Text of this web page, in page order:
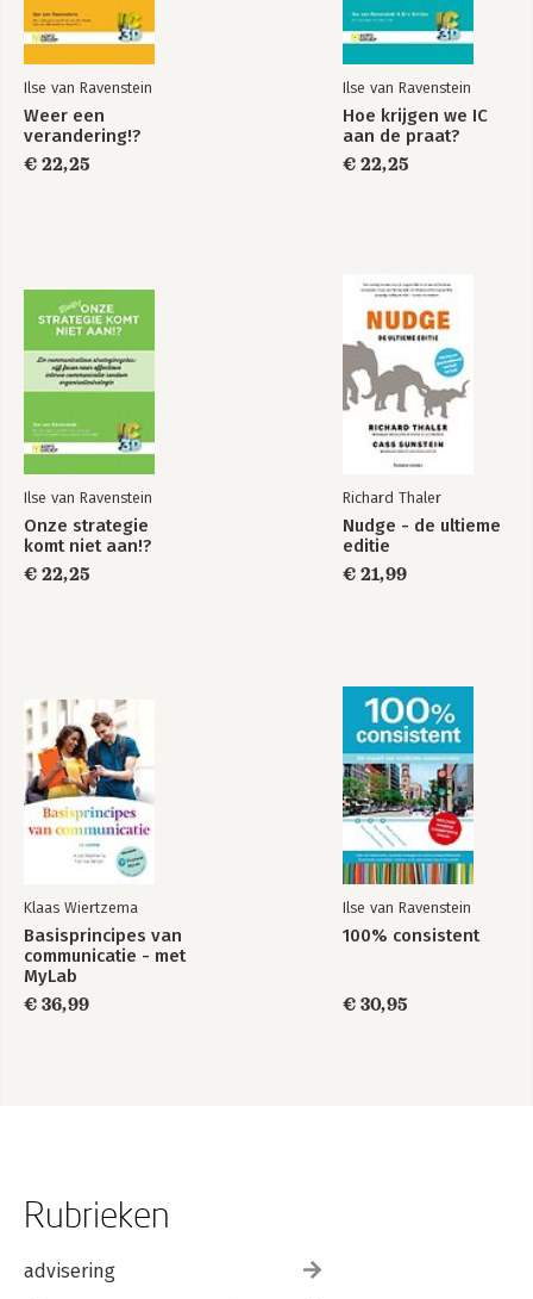
Ilse van Ravenstein
Weer een
verandering!?
€ 22,25
Ilse van Ravenstein
Hoe krijgen we IC
aan de praat?
€ 22,25
Ilse van Ravenstein
Onze strategie
komt niet aan!?
€ 22,25
Richard Thaler
Nudge - de ultieme
editie
€ 21,99
Klaas Wiertzema
Basisprincipes van
communicatie - met
MyLab
€ 36,99
Ilse van Ravenstein
100% consistent
€ 30,95
Rubrieken
advisering